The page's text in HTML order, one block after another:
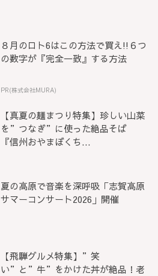
８月のロト6はこの方法で買え!!６つ
の数字が『完全一致』する方法
PR(株式会社MURA)
【真夏の麺まつり特集】珍しい山菜
を”つなぎ”に使った絶品そば
『信州おやまぼくち...
夏の高原で音楽を深呼吸「志賀高原
サマーコンサート2026」開催
【飛騨グルメ特集】”笑
い”と”牛”をかけた丼が絶品！老